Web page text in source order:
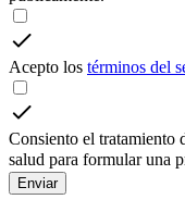
Acepto los términos del
Consiento el tratamiento
salud para formular una
Enviar